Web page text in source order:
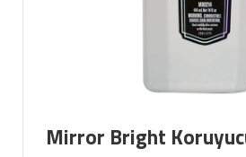
Mirror Bright